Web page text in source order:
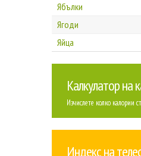
Ябълки
Ягоди
Яйца
Калкулатор на
Изчислете колко калории
Индекс на